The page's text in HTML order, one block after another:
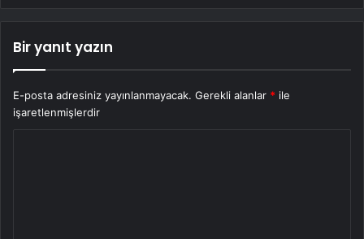
Bir yanıt yazın
E-posta adresiniz yayınlanmayacak. Gerekli alanlar * ile
işaretlenmişlerdir